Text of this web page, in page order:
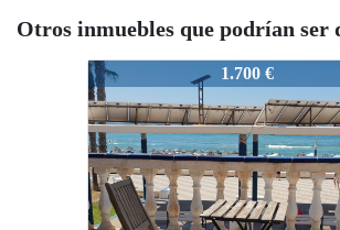
Otros inmuebles que podrían ser
76-JardinesdelMar
1.700 €
76-